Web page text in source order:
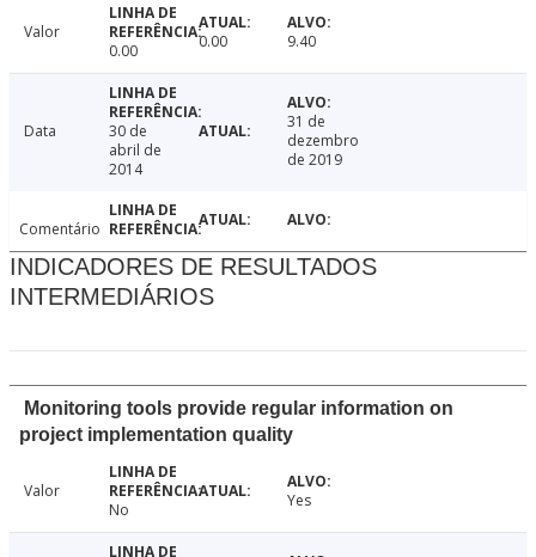
Valor
0.00
0.00 9.40
Data
30 de
abril de
2014
31 de
dezembro
de 2019
Comentário
INDICADORES DE RESULTADOS
INTERMEDIÁRIOS
Monitoring tools provide regular information on
project implementation quality
Valor
No
Yes